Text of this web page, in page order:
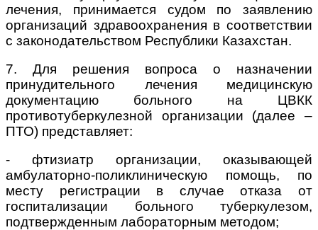
лечения, принимается судом по заявлению
организаций здравоохранения в соответствии
с законодательством Республики Казахстан.
7. Для решения вопроса о назначении
принудительного лечения медицинскую
документацию больного на ЦВКК
противотуберкулезной организации (далее –
ПТО) представляет:
- фтизиатр организации, оказывающей
амбулаторно-поликлиническую помощь, по
месту регистрации в случае отказа от
госпитализации больного туберкулезом,
подтвержденным лабораторным методом;